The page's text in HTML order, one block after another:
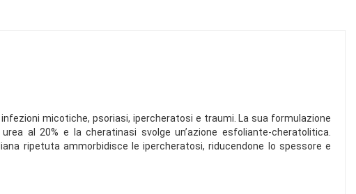
micotiche, psoriasi, ipercheratosi e traumi. La sua formulazione
al 20% e la cheratinasi svolge un’azione esfoliante-cheratolitica.
ripetuta ammorbidisce le ipercheratosi, riducendone lo spessore e